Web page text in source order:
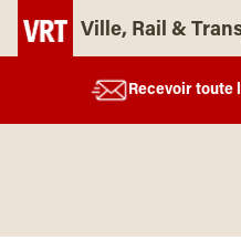
Ville, Rail &
Recevoir toute